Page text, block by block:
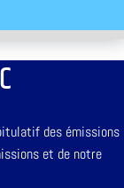
des émissions
et de notre